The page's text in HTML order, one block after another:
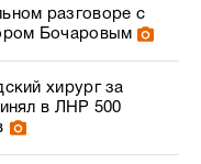
разговоре с
Бочаровым
хирург за
в ЛНР 500